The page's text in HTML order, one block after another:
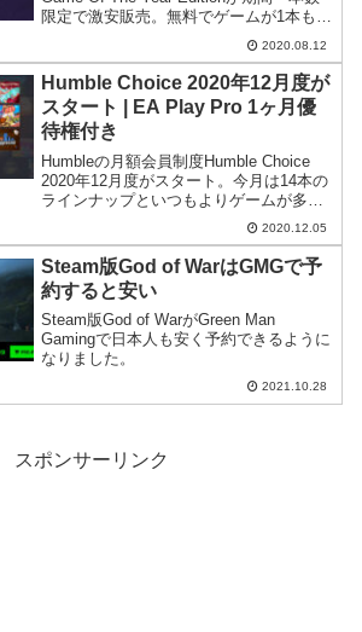
限定で激安販売。無料でゲームが1本もら
えるキャンペーンの対象でもあるのでか
2020.08.12
Humble Choice 2020年12月度が
スタート | EA Play Pro 1ヶ月優
待権付き
Humbleの月額会員制度Humble Choice
2020年12月度がスタート。今月は14本の
ラインナップといつもよりゲームが多
め。更にEA Play Proの1月優待制度もあ
2020.12.05
Steam版God of WarはGMGで予
約すると安い
Steam版God of WarがGreen Man
Gamingで日本人も安く予約できるように
なりました。
2021.10.28
スポンサーリンク